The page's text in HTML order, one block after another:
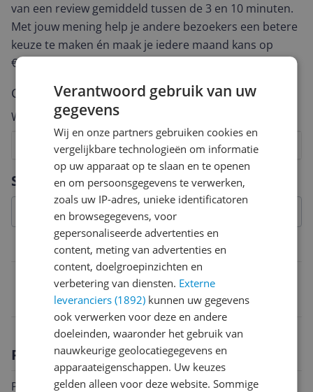
Specificaties
Belangrijkste kenmerken
4260255969194
Productomschrijving
Productgegevens: Leeftijd: vanaf 3 jaar Naast de twee
van een review gemiddeld tussen de 3 en 10 minuten.
Met jouw mening help je andere bezoekers een betere
keuze te maken én maak je iedere maand kans op
€250,-!
Cijfer
Welk cijfer geef jij dit product?
9
8
7
6
5
4
3
2
Vraag 1 van 4
Verantwoord gebruik van uw
gegevens
Wij en onze partners gebruiken cookies en
vergelijkbare technologieën om informatie
op uw apparaat op te slaan en te openen
en om persoonsgegevens te verwerken,
zoals uw IP-adres, unieke identificatoren
en browsegegevens, voor
gepersonaliseerde advertenties en
content, meting van advertenties en
content, doelgroepinzichten en
verbetering van diensten. Externe
leveranciers (1892) kunnen uw gegevens
ook verwerken voor deze en andere
doeleinden, waaronder het gebruik van
nauwkeurige geolocatiegegevens en
apparaateigenschappen. Uw keuzes
gelden alleen voor deze website. Sommige